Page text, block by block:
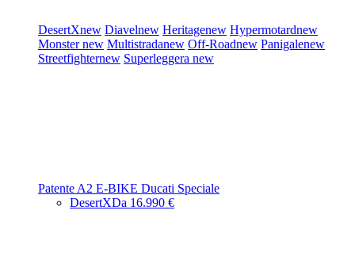
DesertXnew Diavelnew Heritagenew Hypermotardnew
Monsternew Multistradanew Off-Roadnew Panigalenew
Streetfighternew Superleggera new
Patente A2 E-BIKE Ducati Speciale
DesertXDa 16.990 €